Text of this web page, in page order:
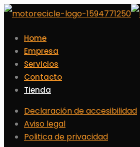
Home
Empresa
Servicios
Contacto
Tienda
Declaración de accesibilidad
Aviso legal
Politica de privacidad